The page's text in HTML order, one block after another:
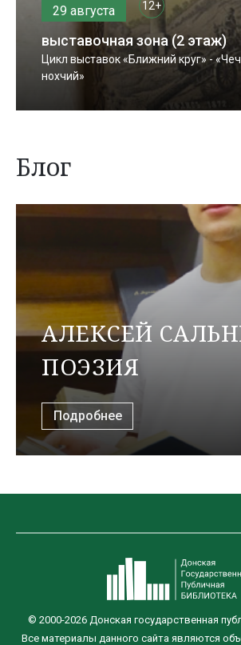
29 августа
12+
выставочная зона (2 этаж)
Цикл выставок «Ближний круг» -
нохчий»
Блог
АЛЕКСЕЙ
ПОЭЗИЯ
Подробнее
© 2000-2026 Донская государственная
Все материалы данного сайта являются